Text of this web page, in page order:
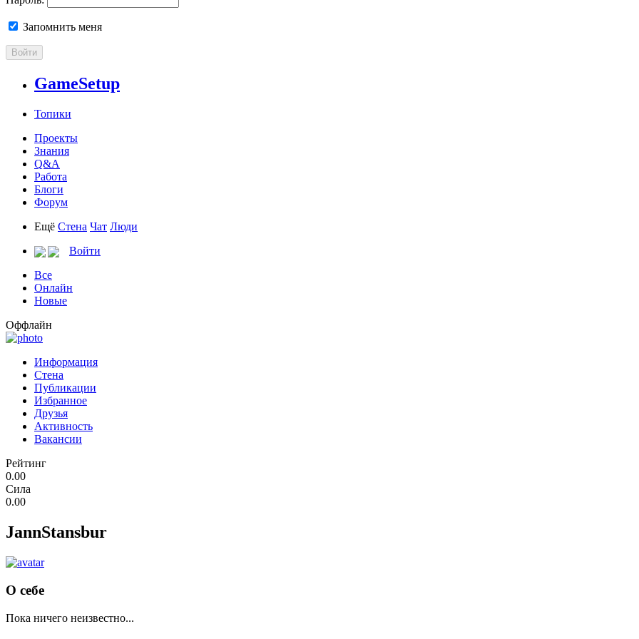
Запомнить меня
Войти
GameSetup
Топики
Проекты
Знания
Q&A
Работа
Блоги
Форум
Ещё Стена Чат Люди
Войти
Все
Онлайн
Новые
Оффлайн
Информация
Стена
Публикации
Избранное
Друзья
Активность
Вакансии
Рейтинг
0.00
Сила
0.00
JannStansbur
О себе
Пока ничего неизвестно...